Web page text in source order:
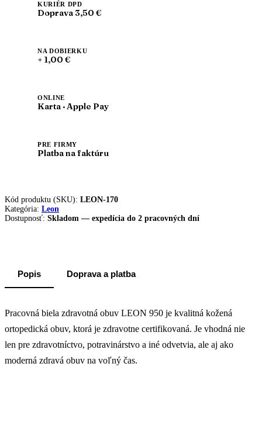
KURIÉR DPD
Doprava 3,50 €
NA DOBIERKU
+ 1,00 €
ONLINE
Karta · Apple Pay
PRE FIRMY
Platba na faktúru
Kód produktu (SKU): LEON-170
Kategória: Leon
Dostupnosť: Skladom — expedícia do 2 pracovných dní
Popis Doprava a platba
Pracovná biela zdravotná obuv LEON 950 je kvalitná kožená
ortopedická obuv, ktorá je zdravotne certifikovaná. Je vhodná nie
len pre zdravotníctvo, potravinárstvo a iné odvetvia, ale aj ako
moderná zdravá obuv na voľný čas.